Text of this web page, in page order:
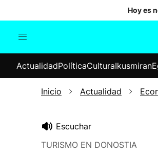
Hoy es
Internacional
Elecciones
ActualidadPolíticaCulturaIkusmiran
Inicio Actualidad
Escuchar
TURISMO EN DONOSTIA